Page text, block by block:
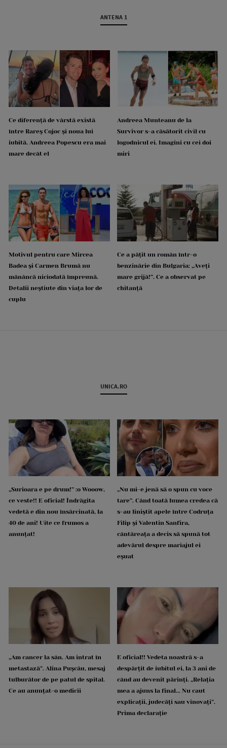
ANTENA 1
Ce diferență de vârstă există
între Rareș Cojoc și noua lui
iubită. Andreea Popescu era mai
mare decât el
Andreea Munteanu de la
Survivor s-a căsătorit civil cu
logodnicul ei. Imagini cu cei doi
miri
Motivul pentru care Mircea
Badea și Carmen Brumă nu
mănâncă niciodată împreună.
Detalii neștiute din viața lor de
cuplu
Ce a pățit un român într-o
benzinărie din Bulgaria: „Aveți
mare grijă!”. Ce a observat pe
chitanță
UNICA.RO
„Surioara e pe drum!” :o Wooow,
ce veste!! E oficial! Îndrăgita
vedetă e din nou însărcinată, la
40 de ani! Uite ce frumos a
anunțat!
„Nu mi-e jenă să o spun cu voce
tare”. Când toată lumea credea că
s-au liniștit apele între Codruța
Filip și Valentin Sanfira,
cântăreața a decis să spună tot
adevărul despre mariajul ei
eșuat
„Am cancer la sân. Am intrat în
metastază”. Alina Pușcău, mesaj
tulburător de pe patul de spital.
Ce au anunțat-o medicii
E oficial!! Vedeta noastră s-a
despărțit de iubitul ei, la 3 ani de
când au devenit părinți. „Relația
mea a ajuns la final... Nu caut
explicații, judecăți sau vinovați”.
Prima declarație